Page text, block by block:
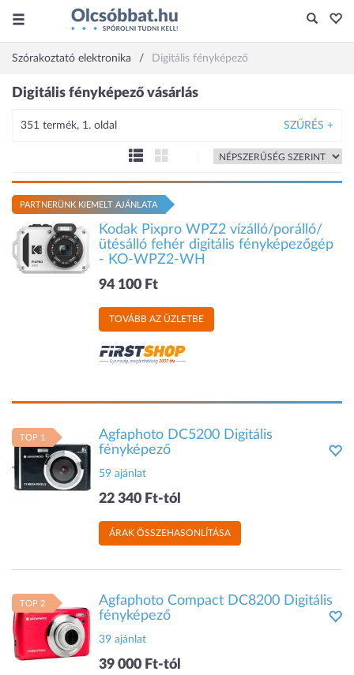
Szórakoztató elektronika Digitális fényképező
Digitális fényképező vásárlás
351 termék, 1. oldal SZŰRÉS +
PARTNERÜNK KIEMELT AJÁNLATA
Kodak Pixpro WPZ2 vízálló/porálló/
ütésálló fehér digitális fényképezőgép
- KO-WPZ2-WH
94 100 Ft
TOVÁBB AZ ÜZLETBE
TOP 1
Agfaphoto DC5200 Digitális
fényképező
59 ajánlat
22 340 Ft-tól
ÁRAK ÖSSZEHASONLÍTÁSA
TOP 2
Agfaphoto Compact DC8200 Digitális
fényképező
39 ajánlat
39 000 Ft-tól